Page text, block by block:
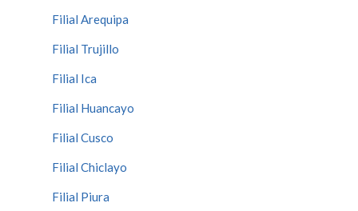
Filial Arequipa
Filial Trujillo
Filial Ica
Filial Huancayo
Filial Cusco
Filial Chiclayo
Filial Piura